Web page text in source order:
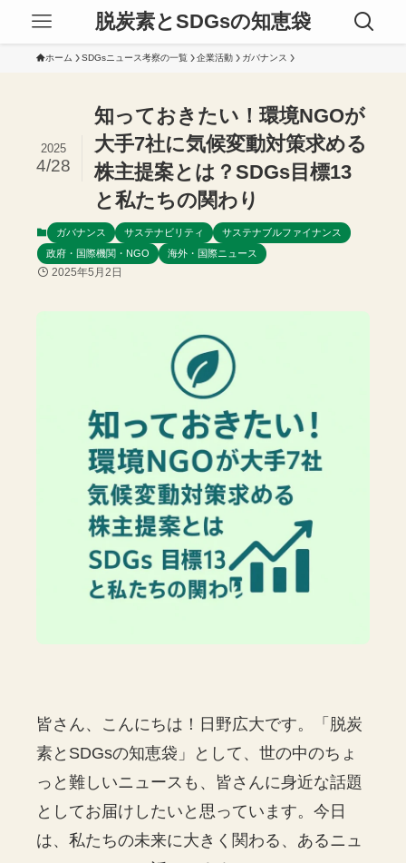
脱炭素とSDGsの知恵袋
ホーム SDGsニュース考察の一覧 企業活動 ガバナンス
知っておきたい！環境NGOが
大手7社に気候変動対策求める
株主提案とは？SDGs目標13
と私たちの関わり
2025
4/28
ガバナンス サステナビリティ
サステナブルファイナンス
政府・国際機関・NGO
海外・国際ニュース
2025年5月2日
皆さん、こんにちは！日野広大です。「脱炭
素とSDGsの知恵袋」として、世の中のちょ
っと難しいニュースも、皆さんに身近な話題
としてお届けしたいと思っています。今日
は、私たちの未来に大きく関わる、あるニュ